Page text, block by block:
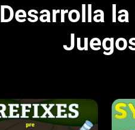
Desarrolla